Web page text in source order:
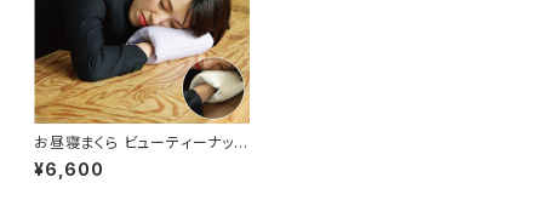
お昼寝まくら ビューティーナッピ
Ｍサイズ 約26×19㎝
¥6,600